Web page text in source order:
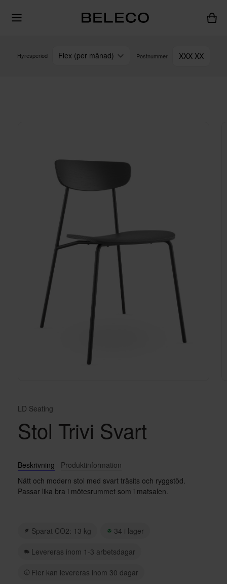
Hyresperiod Flex (per månad) Postnummer XXX XX
LD Seating
Stol Trivi Svart
Beskrivning
Produktinformation
Nätt och modern stol med svart träsits och ryggstöd.
Passar lika bra i mötesrummet som i matsalen.
Sparat CO2: 13 kg 34 i lager
Levereras inom 1-3 arbetsdagar
Fler kan levereras inom 30 dagar